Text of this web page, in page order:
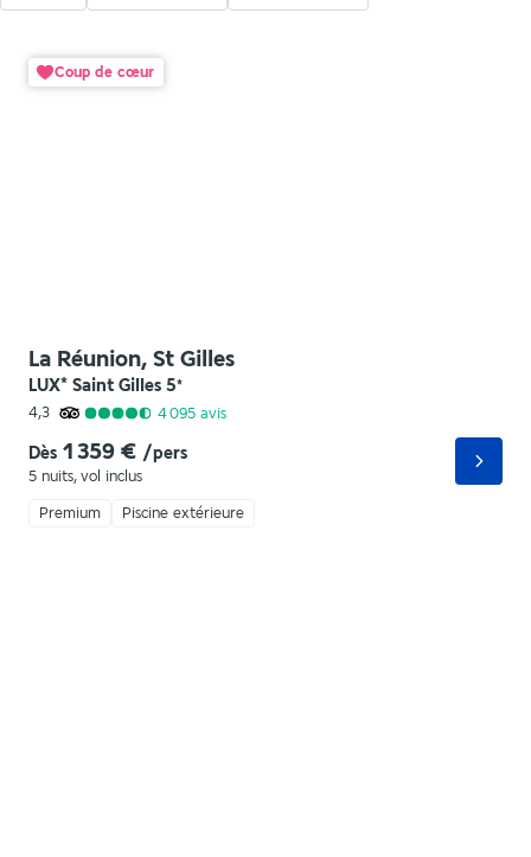
Coup de cœur
La Réunion, St Gilles
LUX* Saint Gilles 5*
4,3
4 095 avis
Dès 1 359 € /pers
5 nuits, vol inclus
Premium Piscine extérieure